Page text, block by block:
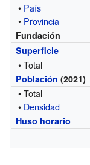
• País
• Provincia
Fundación
Superficie
• Total
Población (2021)
• Total
• Densidad
Huso horario